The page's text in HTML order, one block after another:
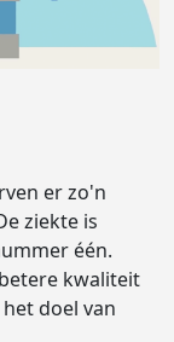
er zo'n
ziekte is
één.
kwaliteit
doel van